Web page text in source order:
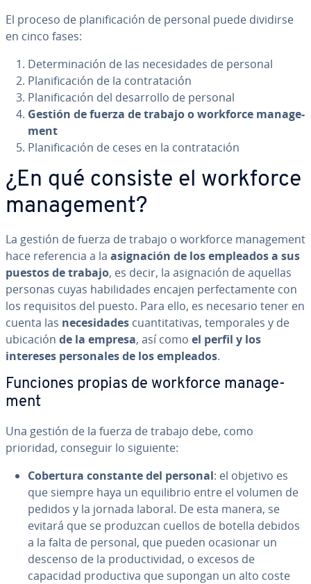
El proceso de pla­ni­fi­ca­ción de personal puede dividirse
en cinco fases:
De­te­r­mi­na­ción de las ne­ce­si­da­des de personal
Pla­ni­fi­ca­ción de la co­n­tra­ta­ción
Pla­ni­fi­ca­ción del de­sa­rro­llo de personal
Gestión de fuerza de trabajo o workforce ma­na­ge­
me­nt
Pla­ni­fi­ca­ción de ceses en la co­n­tra­ta­ción
¿En qué consiste el workforce
ma­na­ge­me­nt?
La gestión de fuerza de trabajo o workforce ma­na­ge­me­nt
hace re­fe­re­n­cia a la asi­g­na­ción de los empleados a sus
puestos de trabajo, es decir, la asi­g­na­ción de aquellas
personas cuyas ha­bi­li­da­des encajen pe­r­fe­c­ta­me­n­te con
los re­qui­si­tos del puesto. Para ello, es necesario tener en
cuenta las ne­ce­si­da­des cua­n­ti­ta­ti­vas, te­m­po­ra­les y de
ubicación de la empresa, así como el perfil y los
intereses pe­r­so­na­les de los empleados.
Funciones propias de workforce ma­na­ge­
me­nt
Una gestión de la fuerza de trabajo debe, como
prioridad, conseguir lo siguiente:
Cobertura constante del personal: el objetivo es
que siempre haya un equi­li­brio entre el volumen de
pedidos y la jornada laboral. De esta manera, se
evitará que se produzcan cuellos de botella debidos
a la falta de personal, que pueden ocasionar un
descenso de la pro­du­c­ti­vi­dad, o excesos de
capacidad pro­du­c­ti­va que supongan un alto coste